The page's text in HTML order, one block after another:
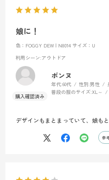
娘に！
色：FOGGY DEW | N8014 サイズ：U
利用シーン:アウトドア
ボンヌ
年代:60代 性別:男性
普段の服のサイズ:XL～
デザインもまとまっていて、娘も
参